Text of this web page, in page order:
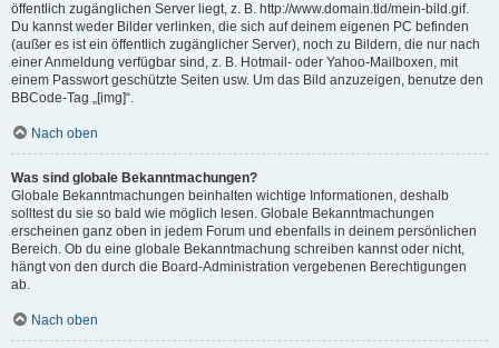
öffentlich zugänglichen Server liegt, z. B. http://www.domain.tld/mein-bild.gif.
Du kannst weder Bilder verlinken, die sich auf deinem eigenen PC befinden
(außer es ist ein öffentlich zugänglicher Server), noch zu Bildern, die nur nach
einer Anmeldung verfügbar sind, z. B. Hotmail- oder Yahoo-Mailboxen, mit
einem Passwort geschützte Seiten usw. Um das Bild anzuzeigen, benutze den
BBCode-Tag „[img]“.
Nach oben
Was sind globale Bekanntmachungen?
Globale Bekanntmachungen beinhalten wichtige Informationen, deshalb
solltest du sie so bald wie möglich lesen. Globale Bekanntmachungen
erscheinen ganz oben in jedem Forum und ebenfalls in deinem persönlichen
Bereich. Ob du eine globale Bekanntmachung schreiben kannst oder nicht,
hängt von den durch die Board-Administration vergebenen Berechtigungen
ab.
Nach oben